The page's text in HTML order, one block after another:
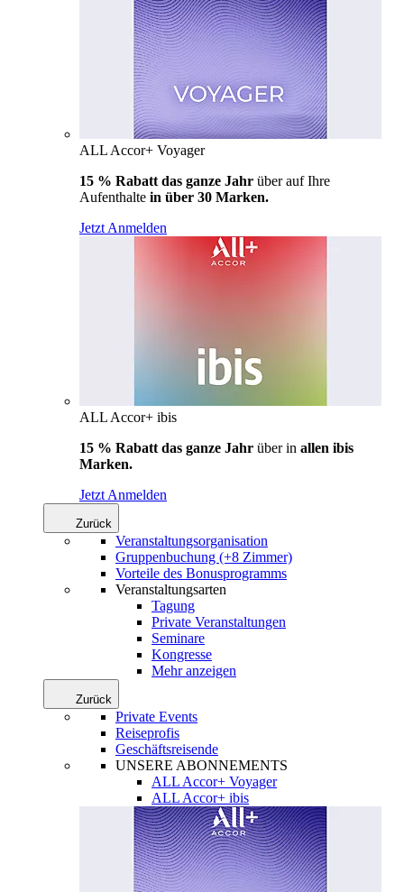
ALL Accor+ Voyager
15 % Rabatt das ganze Jahr über auf Ihre
Aufenthalte in über 30 Marken.
Jetzt Anmelden
ALL Accor+ ibis
15 % Rabatt das ganze Jahr über in allen ibis
Marken.
Jetzt Anmelden
Zurück
Veranstaltungsorganisation
Gruppenbuchung (+8 Zimmer)
Vorteile des Bonusprogramms
Veranstaltungsarten
Tagung
Private Veranstaltungen
Seminare
Kongresse
Mehr anzeigen
Zurück
Private Events
Reiseprofis
Geschäftsreisende
UNSERE ABONNEMENTS
ALL Accor+ Voyager
ALL Accor+ ibis